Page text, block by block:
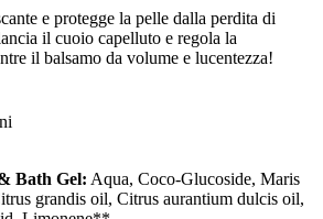
e protegge la pelle dalla perdita di
il cuoio capelluto e regola la
il balsamo da volume e lucentezza!
Bath Gel: Aqua, Coco-Glucoside, Maris
grandis oil, Citrus aurantium dulcis oil,